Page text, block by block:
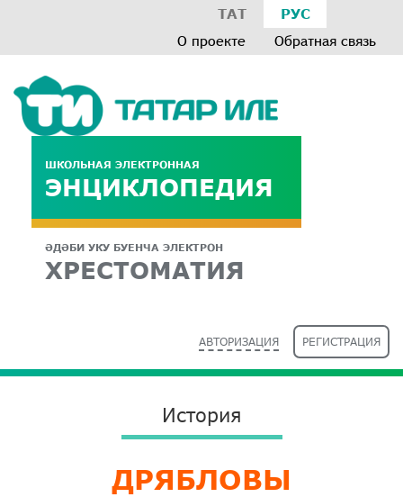
ТАТ РУС
О проекте Обратная связь
ШКОЛЬНАЯ ЭЛЕКТРОННАЯ
ЭНЦИКЛОПЕДИЯ
ӘДӘБИ УКУ БУЕНЧА ЭЛЕКТРОН
ХРЕСТОМАТИЯ
АВТОРИЗАЦИЯ РЕГИСТРАЦИЯ
История
ДРЯБЛОВЫ